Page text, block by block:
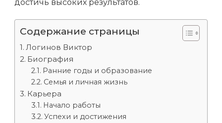
достичь высоких результатов.
Содержание страницы
Логинов Виктор
Биография
Ранние годы и образование
Семья и личная жизнь
Карьера
Начало работы
Успехи и достижения